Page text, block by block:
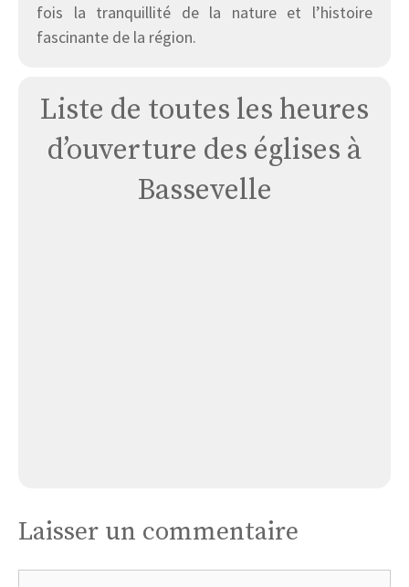
fois la tranquillité de la nature et l’histoire
fascinante de la région.
Liste de toutes les heures
d’ouverture des églises à
Bassevelle
Laisser un commentaire